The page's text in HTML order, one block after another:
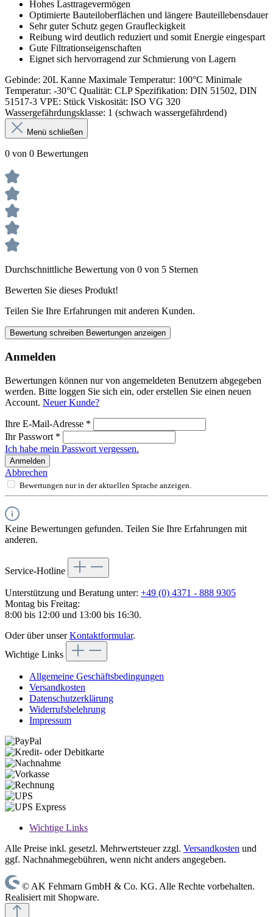
Hohes Lasttragevermögen
Optimierte Bauteiloberflächen und längere Bauteillebensdauer
Sehr guter Schutz gegen Graufleckigkeit
Reibung wird deutlich reduziert und somit Energie eingespart
Gute Filtrationseigenschaften
Eignet sich hervorragend zur Schmierung von Lagern
Gebinde: 20L Kanne Maximale Temperatur: 100°C Minimale
Temperatur: -30°C Qualität: CLPSpezifikation: DIN 51502, DIN
51517-3 VPE: Stück Viskosität: ISO VG 320
Wassergefährdungsklasse: 1 (schwach wassergefährdend)
Menü schließen
0 von 0 Bewertungen
Durchschnittliche Bewertung von 0 von 5 Sternen
Bewerten Sie dieses Produkt!
Teilen Sie Ihre Erfahrungen mit anderen Kunden.
Bewertung schreiben Bewertungen anzeigen
Anmelden
Bewertungen können nur von angemeldeten Benutzern abgegeben
werden. Bitte loggen Sie sich ein, oder erstellen Sie einen neuen
Account. Neuer Kunde?
Ihre E-Mail-Adresse *
Ihr Passwort *
Ich habe mein Passwort vergessen.
Anmelden
Abbrechen
Bewertungen nur in der aktuellen Sprache anzeigen.
Keine Bewertungen gefunden. Teilen Sie Ihre Erfahrungen mit
anderen.
Service-Hotline
Unterstützung und Beratung unter: +49 (0) 4371 - 888 9305
Montag bis Freitag:
8:00 bis 12:00 und 13:00 bis 16:30.
Oder über unserKontaktformular.
Wichtige Links
Allgemeine Geschäftsbedingungen
Versandkosten
Datenschutzerklärung
Widerrufsbelehrung
Impressum
Wichtige Links
Alle Preise inkl. gesetzl. Mehrwertsteuer zzgl. Versandkosten und
ggf. Nachnahmegebühren, wenn nicht anders angegeben.
© AK Fehmarn GmbH & Co. KG. Alle Rechte vorbehalten.
Realisiert mit Shopware.